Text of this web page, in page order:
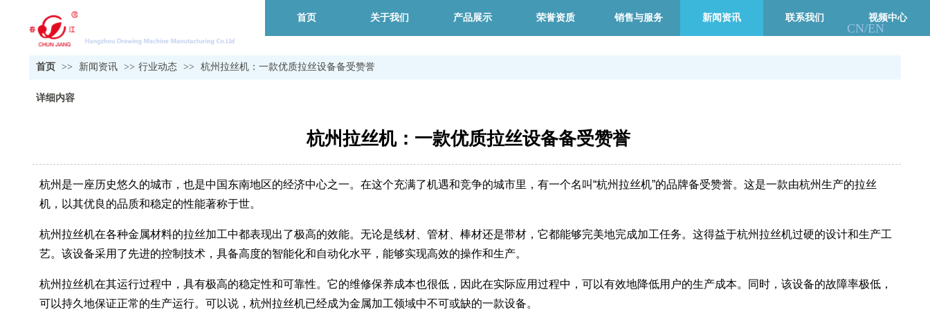
CN/EN
首页 关于我们 产品展示 荣誉资质 销售与服务 新闻资讯 联系我们 视频中心
首页 >> 新闻资讯 >> 行业动态 >> 杭州拉丝机：一款优质拉丝设备备受赞誉
详细内容
杭州拉丝机：一款优质拉丝设备备受赞誉
杭州是一座历史悠久的城市，也是中国东南地区的经济中心之一。在这个充满了机遇和竞争的城市里，有一个名叫“杭州拉丝机”的品牌备受赞誉。这是一款由杭州生产的拉丝
机，以其优良的品质和稳定的性能著称于世。
杭州拉丝机在各种金属材料的拉丝加工中都表现出了极高的效能。无论是线材、管材、棒材还是带材，它都能够完美地完成加工任务。这得益于杭州拉丝机过硬的设计和生产工
艺。该设备采用了先进的控制技术，具备高度的智能化和自动化水平，能够实现高效的操作和生产。
杭州拉丝机在其运行过程中，具有极高的稳定性和可靠性。它的维修保养成本也很低，因此在实际应用过程中，可以有效地降低用户的生产成本。同时，该设备的故障率极低，
可以持久地保证正常的生产运行。可以说，杭州拉丝机已经成为金属加工领域中不可或缺的一款设备。